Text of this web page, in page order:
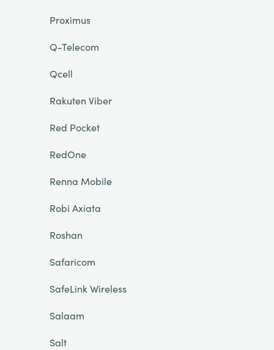
Proximus
Q-Telecom
Qcell
Rakuten Viber
Red Pocket
RedOne
Renna Mobile
Robi Axiata
Roshan
Safaricom
SafeLink Wireless
Salaam
Salt